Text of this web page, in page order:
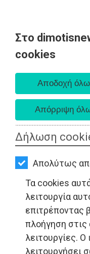
Στο
cookies
Δήλωση
Απολύτως
Τα cookies
λειτουργία
επιτρέποντας
πλοήγηση στις
λειτουργίες.
λειτουργήσει
AΡΧΙΚΗ
ΕΙΔΗΣΕΙΣ
ΠΟΛΙΤΙΚΗ
ΤΟΠΙΚΗ
ΟΙΚΟΝΟΜΙΑ
ΑΘΛΗΤΙΣΜΟΣ
ΠΟΛΙΤΙΣΜΟΣ
ΣΠΙΤΙ-
ΚΗΠΟΣ
ΤΟΠΙΚΗ